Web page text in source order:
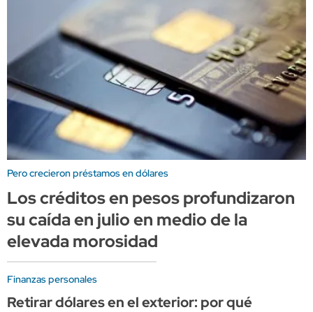
Pero crecieron préstamos en dólares
Los créditos en pesos profundizaron
su caída en julio en medio de la
elevada morosidad
Finanzas personales
Retirar dólares en el exterior: por qué